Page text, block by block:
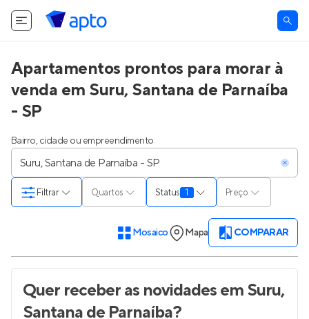
Apartamentos prontos para morar à
venda em Suru, Santana de Parnaíba
- SP
Bairro, cidade ou empreendimento
Quartos Status 1 Preço
Filtrar
Mosaico Mapa COMPARAR
Quer receber as novidadesem Suru,
Santana de Parnaíba?